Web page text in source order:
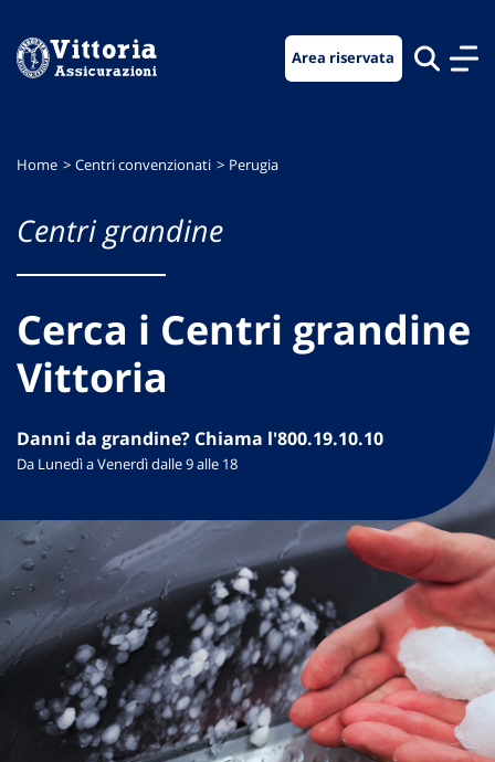
menu
contenuto
footer
Area riservata
Home Centri convenzionati Perugia
Centri grandine
Cerca i Centri grandine
Vittoria
Danni da grandine? Chiama l'800.19.10.10
Da Lunedì a Venerdì dalle 9 alle 18